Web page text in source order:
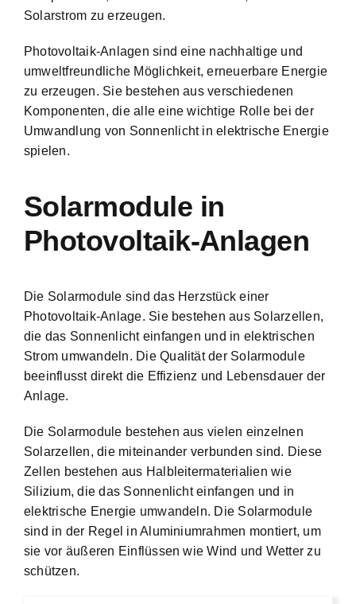
Solarstrom zu erzeugen.
Photovoltaik-Anlagen sind eine nachhaltige und
umweltfreundliche Möglichkeit, erneuerbare Energie
zu erzeugen. Sie bestehen aus verschiedenen
Komponenten, die alle eine wichtige Rolle bei der
Umwandlung von Sonnenlicht in elektrische Energie
spielen.
Solarmodule in
Photovoltaik-Anlagen
Die Solarmodule sind das Herzstück einer
Photovoltaik-Anlage. Sie bestehen aus Solarzellen,
die das Sonnenlicht einfangen und in elektrischen
Strom umwandeln. Die Qualität der Solarmodule
beeinflusst direkt die Effizienz und Lebensdauer der
Anlage.
Die Solarmodule bestehen aus vielen einzelnen
Solarzellen, die miteinander verbunden sind. Diese
Zellen bestehen aus Halbleitermaterialien wie
Silizium, die das Sonnenlicht einfangen und in
elektrische Energie umwandeln. Die Solarmodule
sind in der Regel in Aluminiumrahmen montiert, um
sie vor äußeren Einflüssen wie Wind und Wetter zu
schützen.